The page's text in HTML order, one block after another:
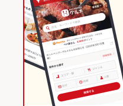
長野駅のグルメランキング
長野駅の居酒屋ランキング